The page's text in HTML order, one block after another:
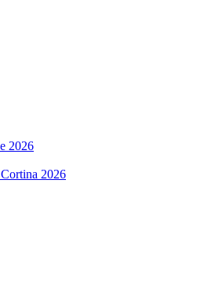
2026
2026